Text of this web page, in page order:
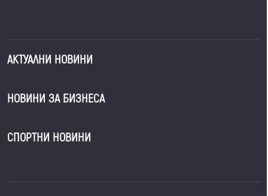
АКТУАЛНИ НОВИНИ
НОВИНИ ЗА БИЗНЕСА
СПОРТНИ НОВИНИ